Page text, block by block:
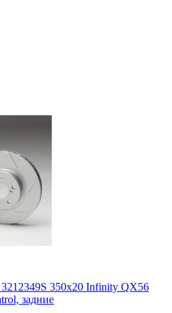
350x20 Infinity QX56
задние